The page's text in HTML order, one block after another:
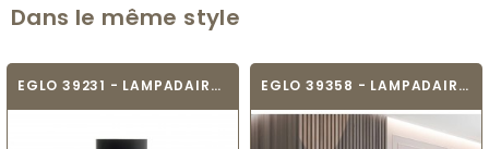
Dans le même style
EGLO 39231 - LAMPADAIRE DESIGN - CAMPORALE EGLO 39358 - LAMPADAIRE DESIGN - SAGANTO 1